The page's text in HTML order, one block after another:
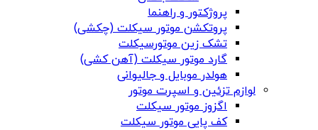
پروژکتور و راهنما
پروتکشن موتور سیکلت (چکشی)
تشک زین موتورسیکلت
گارد موتور سیکلت (آهن کشی)
هولدر موبایل و جالیوانی
لوازم تزئین و اسپرت موتور
اگزوز موتور سیکلت
کف پایی موتور سیکلت